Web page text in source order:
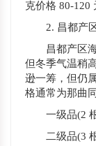
克价格 80-120
2. 昌都产区
昌都产区海
但冬季气温稍
逊一筹，但仍
格通常为那曲
一级品(2 根
二级品(3 根